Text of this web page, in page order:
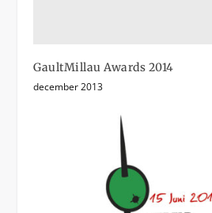
GaultMillau Awards 2014
december 2013